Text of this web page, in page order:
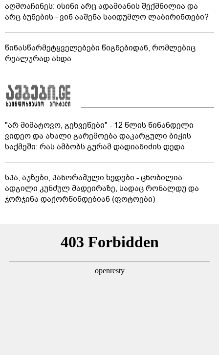
აღმოაჩინეს: ისინი არც ადამიანის შექმნილია და
არც ბუნების - ვინ ააშენა საიდუმლო ლაბირინთები?
წინასწარმეტყველებები წიგნებიდან, რომლებიც
რეალურად ახდა
"არ მიმატოვო, გეხვეწები" - 12 წლის წინანდელი
ვიდეო და ახალი გარემოება დაკარგული ბიჭის
საქმეში: რას ამბობს გურამ დადიანიძის დედა
სპა, აუზები, პანორამული ხედები - ცნობილია
ადგილი კუნძულ მადეირაზე, სადაც რონალდუ და
ჯორჯინა დაქორწინდებიან (ფოტოები)